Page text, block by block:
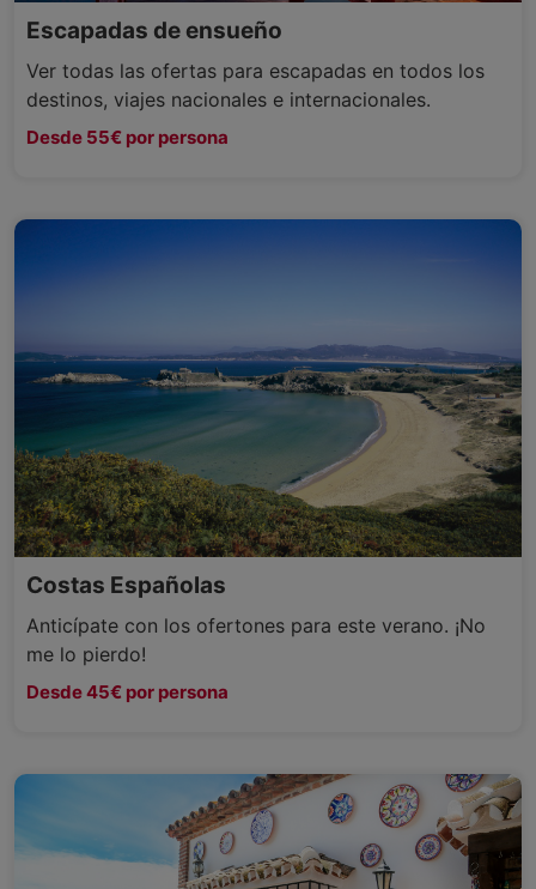
Escapadas de ensueño
Ver todas las ofertas para escapadas en todos los
destinos, viajes nacionales e internacionales.
Desde 55€ por persona
Costas Españolas
Anticípate con los ofertones para este verano. ¡No
me lo pierdo!
Desde 45€ por persona